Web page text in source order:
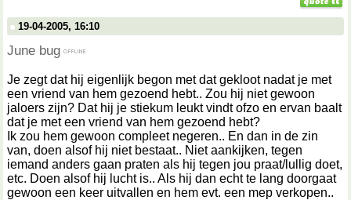
19-04-2005, 16:10
June bug
Je zegt dat hij eigenlijk begon met dat gekloot nadat je met
een vriend van hem gezoend hebt.. Zou hij niet gewoon
jaloers zijn? Dat hij je stiekum leukt vindt ofzo en ervan baalt
dat je met een vriend van hem gezoend hebt?
Ik zou hem gewoon compleet negeren.. En dan in de zin
van, doen alsof hij niet bestaat.. Niet aankijken, tegen
iemand anders gaan praten als hij tegen jou praat/lullig doet,
etc. Doen alsof hij lucht is.. Als hij dan echt te lang doorgaat
gewoon een keer uitvallen en hem evt. een mep verkopen..